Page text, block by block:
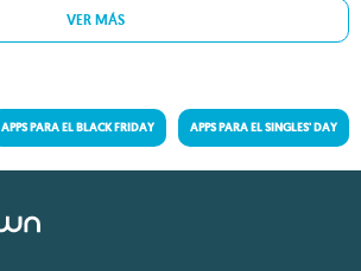
VER MÁS
APPS PARA EL BLACK FRIDAY APPS PARA EL SINGLES' DAY